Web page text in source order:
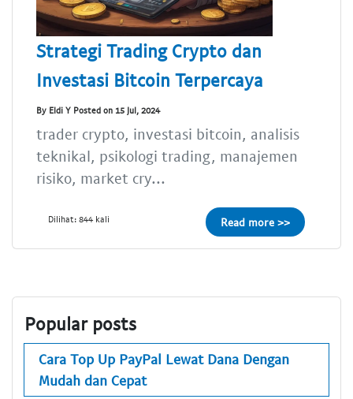
Strategi Trading Crypto dan
Investasi Bitcoin Terpercaya
By Eldi Y Posted on 15 Jul, 2024
trader crypto, investasi bitcoin, analisis
teknikal, psikologi trading, manajemen
risiko, market cry...
Dilihat: 844 kali Read more >>
Popular posts
Cara Top Up PayPal Lewat Dana Dengan
Mudah dan Cepat